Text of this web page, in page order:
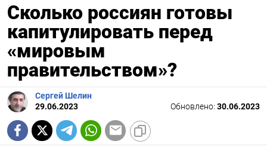
Сколько россиян готовы
капитулировать перед
«мировым
правительством»?
Сергей Шелин
29.06.2023
Обновлено: 30.06.2023